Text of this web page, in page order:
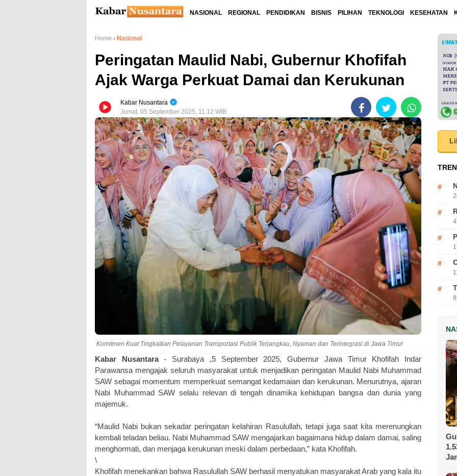
NASIONAL REGIONAL PENDIDIKAN BISNIS PILIHAN TEKNOLOGI KESEHATAN
Home › Nasional
Peringatan Maulid Nabi, Gubernur Khofifah
Ajak Warga Perkuat Damai dan Kerukunan
Kabar Nusantara
Jumat, 05 September 2025, 11.12 WIB
Komitmen Kuat Tingkatkan Pelayanan Transportasi Publik Terjangkau, Nyaman dan Terintegrasi di Jawa Timur
Kabar Nusantara- Surabaya ,5 September 2025, Gubernur Jawa Timur Khofifah Indar
Parawansa mengajak seluruh masyarakat untuk menjadikan peringatan Maulid Nabi Muhammad
SAW sebagai momentum memperkuat semangat kedamaian dan kerukunan. Menurutnya, ajaran
Nabi Muhammad SAW selalu relevan di tengah dinamika kehidupan bangsa dan dunia yang
majemuk.
“Maulid Nabi bukan sekadar peringatan kelahiran Rasulullah, tetapi juga saat kita merenungkan
kembali teladan beliau. Nabi Muhammad SAW mengajarkan bagaimana hidup dalam damai, saling
menghormati, dan menjaga kerukunan meski dalam perbedaan,” kata Khofifah.
\
Khofifah menekankan bahwa Rasulullah SAW berhasil menyatukan masyarakat Arab yang kala itu